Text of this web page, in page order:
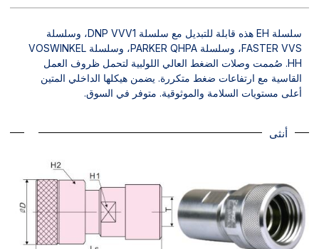
سلسلة EH هذه قابلة للتبديل مع سلسلة DNP VVV1، وسلسلة
FASTER VVS، وسلسلة PARKER QHPA، وسلسلة VOSWINKEL
HH. صُممت وصلات الضغط العالي اللولبية لتحمل ظروف العمل
القاسية مع ارتفاعات ضغط متكررة. يضمن هيكلها الداخلي المتين
أعلى مستويات السلامة والموثوقية. متوفر في السوق.
أنثى